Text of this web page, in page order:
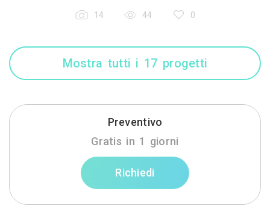
14 44 0
Mostra tutti i 17 progetti
Preventivo
Gratis in 1 giorni
Richiedi